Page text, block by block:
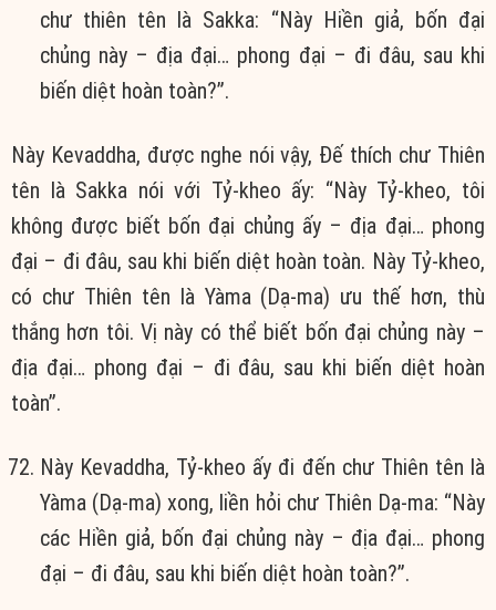
chư thiên tên là Sakka: “Này Hiền giả, bốn đại
chủng này – địa đại… phong đại – đi đâu, sau khi
biến diệt hoàn toàn?”.
Này Kevaddha, được nghe nói vậy, Ðế thích chư Thiên
tên là Sakka nói với Tỷ-kheo ấy: “Này Tỷ-kheo, tôi
không được biết bốn đại chủng ấy – địa đại… phong
đại – đi đâu, sau khi biến diệt hoàn toàn. Này Tỷ-kheo,
có chư Thiên tên là Yàma (Dạ-ma) ưu thế hơn, thù
thắng hơn tôi. Vị này có thể biết bốn đại chủng này –
địa đại… phong đại – đi đâu, sau khi biến diệt hoàn
toàn”.
Này Kevaddha, Tỷ-kheo ấy đi đến chư Thiên tên là
Yàma (Dạ-ma) xong, liền hỏi chư Thiên Dạ-ma: “Này
các Hiền giả, bốn đại chủng này – địa đại… phong
đại – đi đâu, sau khi biến diệt hoàn toàn?”.